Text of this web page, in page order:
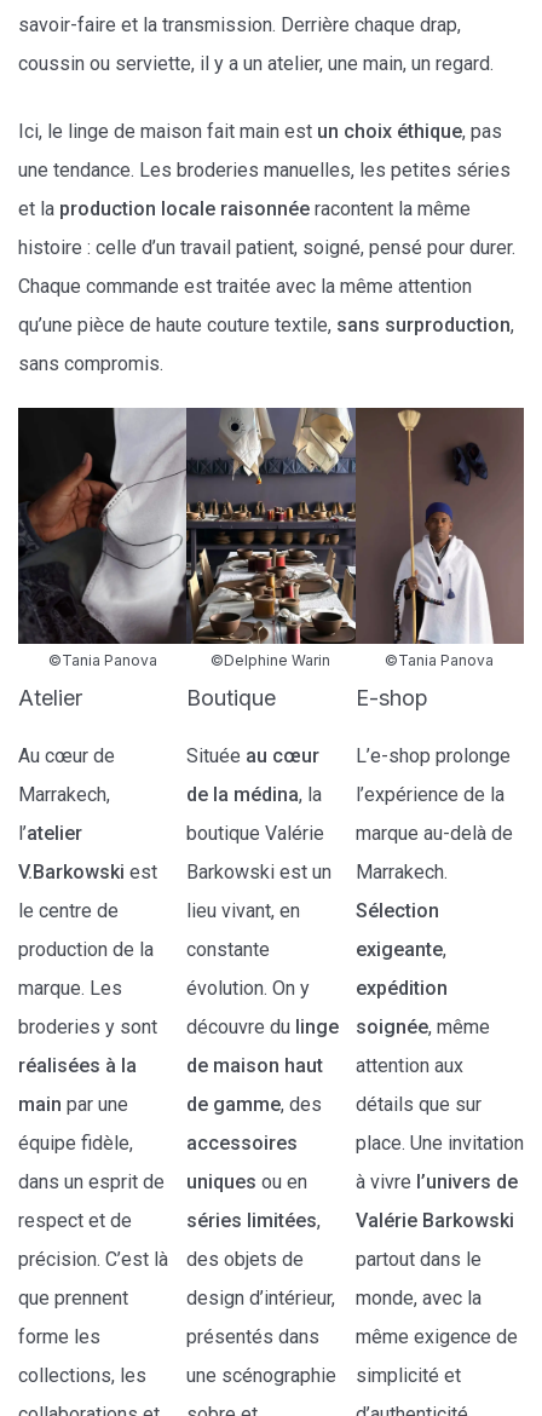
savoir-faire et la transmission. Derrière chaque drap,
coussin ou serviette, il y a un atelier, une main, un regard.
Ici, le linge de maison fait main est un choix éthique, pas
une tendance. Les broderies manuelles, les petites séries
et la production locale raisonnée racontent la même
histoire : celle d’un travail patient, soigné, pensé pour durer.
Chaque commande est traitée avec la même attention
qu’une pièce de haute couture textile, sans surproduction,
sans compromis.
©Tania Panova
Atelier
Au cœur de
Marrakech,
l’atelier
V.Barkowski est
le centre de
production de la
marque. Les
broderies y sont
réalisées à la
main par une
équipe fidèle,
dans un esprit de
respect et de
précision. C’est là
que prennent
forme les
collections, les
©Delphine Warin
Boutique
Située au cœur
de la médina, la
boutique Valérie
Barkowski est un
lieu vivant, en
constante
évolution. On y
découvre du linge
de maison haut
de gamme, des
accessoires
uniques ou en
séries limitées,
des objets de
design d’intérieur,
présentés dans
une scénographie
©Tania Panova
E-shop
L’e-shop prolonge
l’expérience de la
marque au-delà de
Marrakech.
Sélection
exigeante,
expédition
soignée, même
attention aux
détails que sur
place. Une invitation
à vivre l’univers de
Valérie Barkowski
partout dans le
monde, avec la
même exigence de
simplicité et